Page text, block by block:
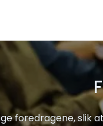
foredragene, slik